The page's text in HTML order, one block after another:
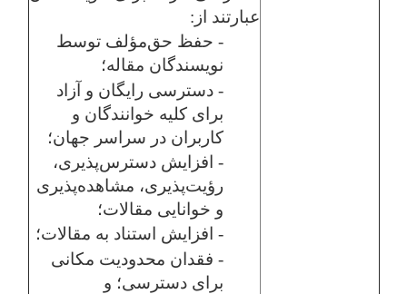
عبارتند از:
- حفظ حق‌مؤلف توسط
نویسندگان مقاله؛
- دسترسی رایگان و آزاد
برای کلیه خوانندگان و
کاربران در سراسر جهان؛
- افزایش دسترس‌پذیری،
رؤیت‌پذیری، مشاهده‌پذیری
و خوانایی مقالات؛
- افزایش استناد به مقالات؛
- فقدان محدودیت مکانی
برای دسترسی؛ و